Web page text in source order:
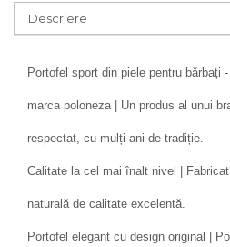
Descriere
Portofel sport din piele pentru bărbați
marca poloneza | Un produs al unui
respectat, cu mulți ani de tradiție.
Calitate la cel mai înalt nivel |
naturală de calitate excelentă.
Portofel elegant cu design original |